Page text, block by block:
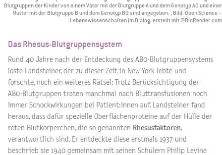
Blutgruppen der Kinder von einem Vater mit der Blutgruppe A und dem Genotyp A0 und einer
Mutter mit der Blutgruppe B und dem Genotyp B0 sind angegeben. , Bild: Open Science –
Lebenswissenschaften im Dialog; erstellt mit @BioRender.com
Das Rhesus-Blutgruppensystem
Rund 40 Jahre nach der Entdeckung des AB0-Blutgruppensystems
löste Landsteiner, der zu dieser Zeit in New York lebte und
forschte, noch ein weiteres Rätsel: Trotz Berücksichtigung der
AB0-Blutgruppen traten manchmal nach Bluttransfusionen noch
immer Schockwirkungen bei Patient:innen auf. Landsteiner fand
heraus, dass dafür spezielle Oberflächenproteine auf der Hülle der
roten Blutkörperchen, die so genannten Rhesusfaktoren,
verantwortlich sind. Er entdeckte diese erstmals 1937 und
beschrieb sie 1940 gemeinsam mit seinen Schülern Philip Levine